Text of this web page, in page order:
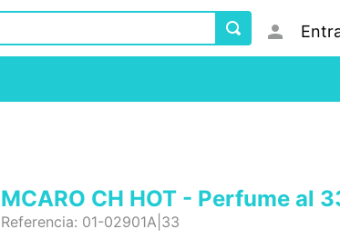
MCARO CH HOT - Perfume al
Referencia: 01-02901A|33